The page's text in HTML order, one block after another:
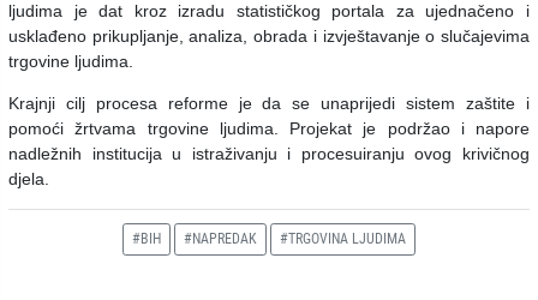
ljudima je dat kroz izradu statističkog portala za ujednačeno i
usklađeno prikupljanje, analiza, obrada i izvještavanje o slučajevima
trgovine ljudima.
Krajnji cilj procesa reforme je da se unaprijedi sistem zaštite i
pomoći žrtvama trgovine ljudima. Projekat je podržao i napore
nadležnih institucija u istraživanju i procesuiranju ovog krivičnog
djela.
#BIH #NAPREDAK #TRGOVINA LJUDIMA